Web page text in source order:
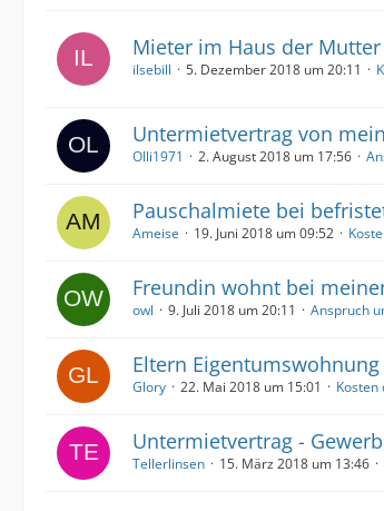
Mieter im Haus der Mutter
ilsebill 5. Dezember 2018 um 20:11
Untermietvertrag von
Olli1971 2. August 2018 um 17:56
Pauschalmiete bei
Ameise 19. Juni 2018 um 09:52
Freundin wohnt bei
owl 9. Juli 2018 um 20:11 Anspruch
Eltern
Glory 22. Mai 2018 um 15:01
Untermietvertrag -
Tellerlinsen 15. März 2018 um 13:46